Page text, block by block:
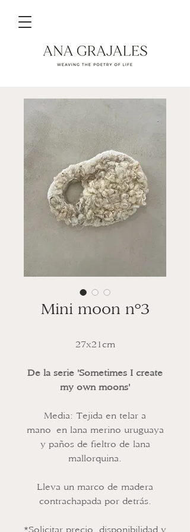
Mini moon nº3
27x21cm
De la serie 'Sometimes I create
my own moons'
Media: Tejida en telar a
mano en lana merino uruguaya
y paños de fieltro de lana
mallorquina.
Lleva un marco de madera
contrachapada por detrás.
*Solicitar precio, disponibilidad y